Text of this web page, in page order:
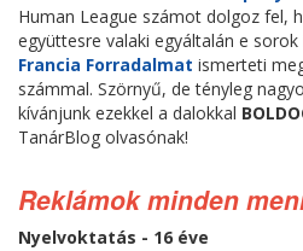
Human League számot dolgoz fel,
együttesre valaki egyáltalán e sorok
Francia Forradalmat ismerteti
számmal. Szörnyű, de tényleg
kívánjunk ezekkel a dalokkal
TanárBlog olvasónak!
Reklámok minden
Nyelvoktatás - 16 éve